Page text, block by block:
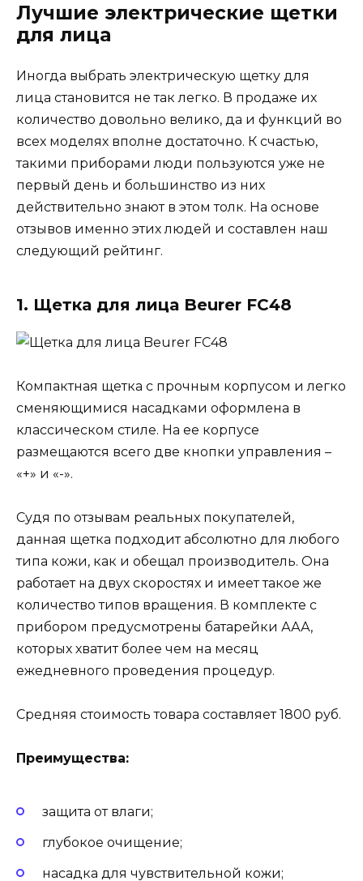
Лучшие электрические щетки
для лица
Иногда выбрать электрическую щетку для
лица становится не так легко. В продаже их
количество довольно велико, да и функций во
всех моделях вполне достаточно. К счастью,
такими приборами люди пользуются уже не
первый день и большинство из них
действительно знают в этом толк. На основе
отзывов именно этих людей и составлен наш
следующий рейтинг.
1. Щетка для лица Beurer FC48
Компактная щетка с прочным корпусом и легко
сменяющимися насадками оформлена в
классическом стиле. На ее корпусе
размещаются всего две кнопки управления –
«+» и «-».
Судя по отзывам реальных покупателей,
данная щетка подходит абсолютно для любого
типа кожи, как и обещал производитель. Она
работает на двух скоростях и имеет такое же
количество типов вращения. В комплекте с
прибором предусмотрены батарейки ААА,
которых хватит более чем на месяц
ежедневного проведения процедур.
Средняя стоимость товара составляет 1800 руб.
Преимущества:
защита от влаги;
глубокое очищение;
насадка для чувствительной кожи;